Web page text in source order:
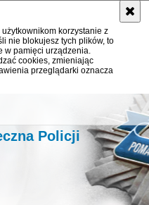
korzystanie z
nie blokujesz tych plików, to
w pamięci urządzenia.
cookies, zmieniając
przeglądarki oznacza
Policji